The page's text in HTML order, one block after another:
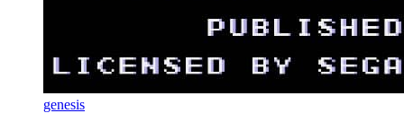
genesis